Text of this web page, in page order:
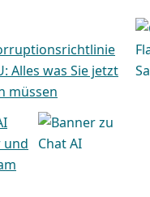
Alles was Sie jetzt
müssen
und